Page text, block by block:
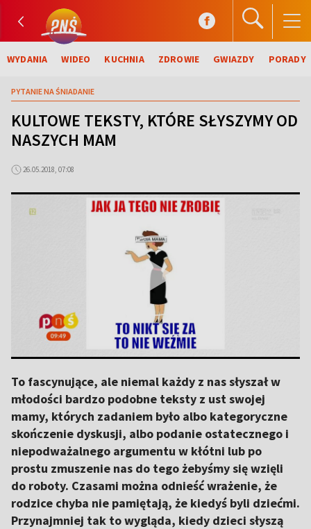
WYDANIA WIDEO KUCHNIA ZDROWIE GWIAZDY PORADY
PYTANIE NA ŚNIADANIE
KULTOWE TEKSTY, KTÓRE SŁYSZYMY OD
NASZYCH MAM
26.05.2018, 07:08
To fascynujące, ale niemal każdy z nas słyszał w
młodości bardzo podobne teksty z ust swojej
mamy, których zadaniem było albo kategoryczne
skończenie dyskusji, albo podanie ostatecznego i
niepodważalnego argumentu w kłótni lub po
prostu zmuszenie nas do tego żebyśmy się wzięli
do roboty. Czasami można odnieść wrażenie, że
rodzice chyba nie pamiętają, że kiedyś byli dziećmi.
Przynajmniej tak to wygląda, kiedy dzieci słyszą